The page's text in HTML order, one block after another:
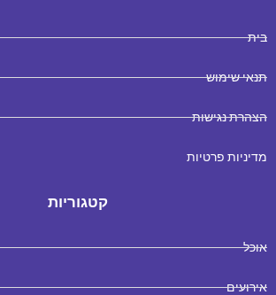
בית
תנאי שימוש
הצהרת נגישות
מדיניות פרטיות
קטגוריות
אוכל
אירועים